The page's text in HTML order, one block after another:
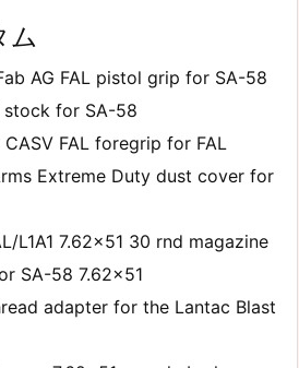
ム
AG FAL pistol grip for SA-58
stock for SA-58
FAL foregrip for FAL
Extreme Duty dust cover for
L1A1 7.62×51 30 rnd magazine
SA-58 7.62×51
adapter for the Lantac Blast